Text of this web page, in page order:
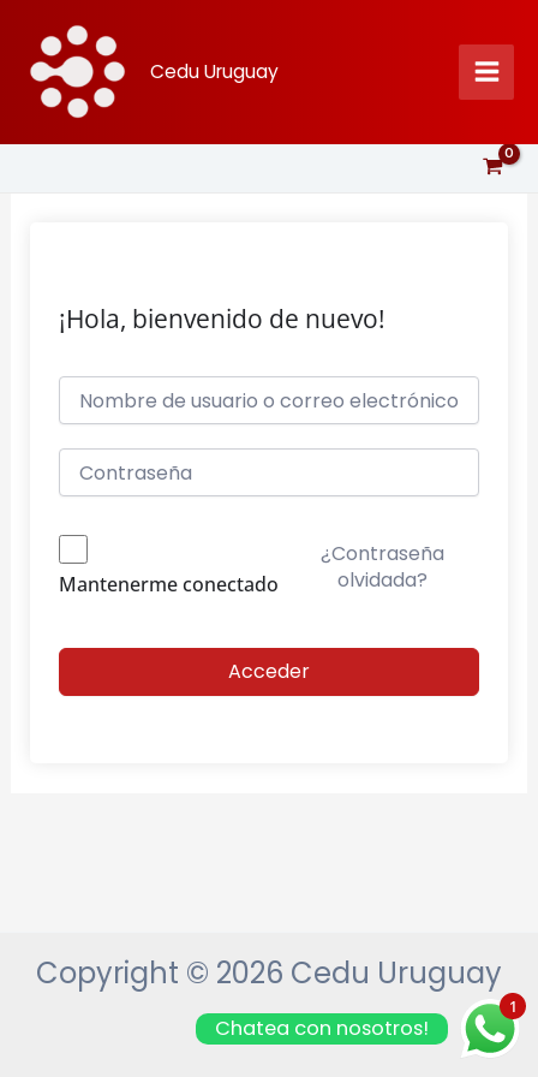
contenido
Cedu Uruguay
¡Hola, bienvenido de nuevo!
Mantenerme conectado
¿Contraseña
olvidada?
Acceder
Copyright © 2026 Cedu Uruguay
1
Chatea con nosotros!